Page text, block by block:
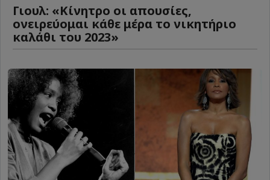
Γιουλ: «Κίνητρο οι απουσίες,
ονειρεύομαι κάθε μέρα το νικητήριο
καλάθι του 2023»